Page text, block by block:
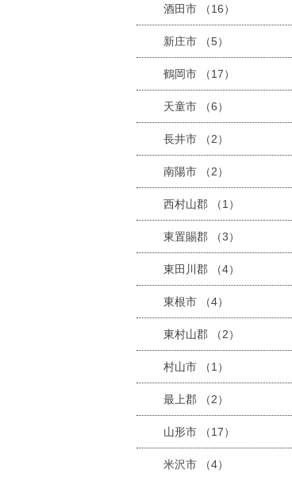
酒田市 （16）
新庄市 （5）
鶴岡市 （17）
天童市 （6）
長井市 （2）
南陽市 （2）
西村山郡 （1）
東置賜郡 （3）
東田川郡 （4）
東根市 （4）
東村山郡 （2）
村山市 （1）
最上郡 （2）
山形市 （17）
米沢市 （4）